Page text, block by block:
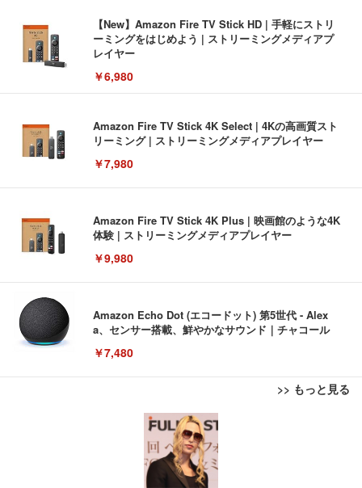
【New】Amazon Fire TV Stick HD | 手軽にストリ
ーミングをはじめよう | ストリーミングメディアプ
レイヤー
￥6,980
Amazon Fire TV Stick 4K Select | 4Kの高画質スト
リーミング | ストリーミングメディアプレイヤー
￥7,980
Amazon Fire TV Stick 4K Plus | 映画館のような4K
体験 | ストリーミングメディアプレイヤー
￥9,980
Amazon Echo Dot (エコードット) 第5世代 - Alex
a、センサー搭載、鮮やかなサウンド｜チャコール
￥7,480
>> もっと見る
[EdoErgo] オフィスチェア 椅子 テレワーク 疲れな
い 跳ね上げ式アームレスト コンパクト 約105度ロッ
キング pc 事務椅子 360度回転 座面昇降 強化ナイロ
ン樹脂ベース 通気性メッシュ 在宅ワーク H-WY01
(黒網+黒枠+黒足)
EIZO ビジネス向けプレミアムモニター | FlexScan
EV3240X-WT | 31.5型4K UHD・USB Type-C・ホワ
Amazonベーシック ペットシーツ 薄型 レギュラー 1
回使い捨て 無香料 ホワイト 300枚